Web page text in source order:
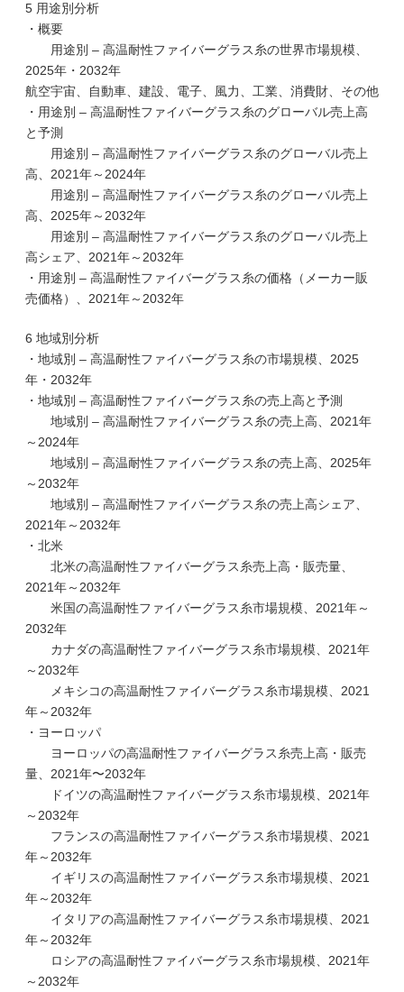
5 用途別分析
・概要
用途別 – 高温耐性ファイバーグラス糸の世界市場規模、
2025年・2032年
航空宇宙、自動車、建設、電子、風力、工業、消費財、その他
・用途別 – 高温耐性ファイバーグラス糸のグローバル売上高
と予測
用途別 – 高温耐性ファイバーグラス糸のグローバル売上
高、2021年～2024年
用途別 – 高温耐性ファイバーグラス糸のグローバル売上
高、2025年～2032年
用途別 – 高温耐性ファイバーグラス糸のグローバル売上
高シェア、2021年～2032年
・用途別 – 高温耐性ファイバーグラス糸の価格（メーカー販
売価格）、2021年～2032年
6 地域別分析
・地域別 – 高温耐性ファイバーグラス糸の市場規模、2025
年・2032年
・地域別 – 高温耐性ファイバーグラス糸の売上高と予測
地域別 – 高温耐性ファイバーグラス糸の売上高、2021年
～2024年
地域別 – 高温耐性ファイバーグラス糸の売上高、2025年
～2032年
地域別 – 高温耐性ファイバーグラス糸の売上高シェア、
2021年～2032年
・北米
北米の高温耐性ファイバーグラス糸売上高・販売量、
2021年～2032年
米国の高温耐性ファイバーグラス糸市場規模、2021年～
2032年
カナダの高温耐性ファイバーグラス糸市場規模、2021年
～2032年
メキシコの高温耐性ファイバーグラス糸市場規模、2021
年～2032年
・ヨーロッパ
ヨーロッパの高温耐性ファイバーグラス糸売上高・販売
量、2021年〜2032年
ドイツの高温耐性ファイバーグラス糸市場規模、2021年
～2032年
フランスの高温耐性ファイバーグラス糸市場規模、2021
年～2032年
イギリスの高温耐性ファイバーグラス糸市場規模、2021
年～2032年
イタリアの高温耐性ファイバーグラス糸市場規模、2021
年～2032年
ロシアの高温耐性ファイバーグラス糸市場規模、2021年
～2032年